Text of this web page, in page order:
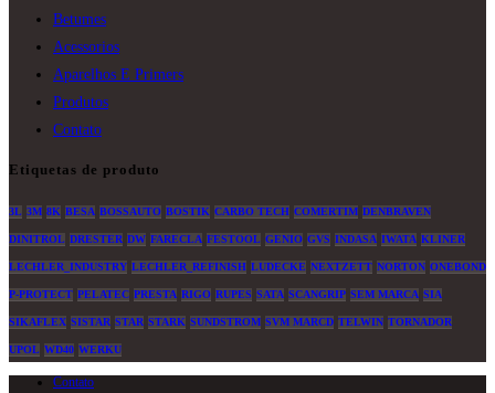
Betumes
Acessorios
Aparelhos E Primers
Produtos
Contato
Etiquetas de produto
3L 3M 8K BESA BOSSAUTO BOSTIK CARBO TECH COMERTIM DENBRAVEN
DINITROL DRESTER DW FARECLA FESTOOL GENIO GVS INDASA IWATA KLINER
LECHLER_INDUSTRY LECHLER_REFINISH LUDECKE NEXTZETT NORTON ONEBOND
P-PROTECT PELATEC PRESTA RIGO RUPES SATA SCANGRIP SEM MARCA SIA
SIKAFLEX SISTAR STAR STARK SUNDSTROM SVM MARCD TELWIN TORNADOR
UPOL WD40 WERKU
Contato